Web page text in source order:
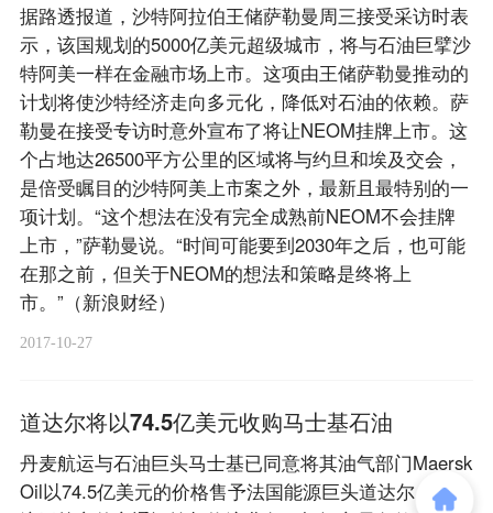
据路透报道，沙特阿拉伯王储萨勒曼周三接受采访时表
示，该国规划的5000亿美元超级城市，将与石油巨擘沙
特阿美一样在金融市场上市。这项由王储萨勒曼推动的
计划将使沙特经济走向多元化，降低对石油的依赖。萨
勒曼在接受专访时意外宣布了将让NEOM挂牌上市。这
个占地达26500平方公里的区域将与约旦和埃及交会，
是倍受瞩目的沙特阿美上市案之外，最新且最特别的一
项计划。“这个想法在没有完全成熟前NEOM不会挂牌
上市，”萨勒曼说。“时间可能要到2030年之后，也可能
在那之前，但关于NEOM的想法和策略是终将上
市。”（新浪财经）
2017-10-27
道达尔将以74.5亿美元收购马士基石油
丹麦航运与石油巨头马士基已同意将其油气部门Maersk
Oil以74.5亿美元的价格售予法国能源巨头道达尔，以专